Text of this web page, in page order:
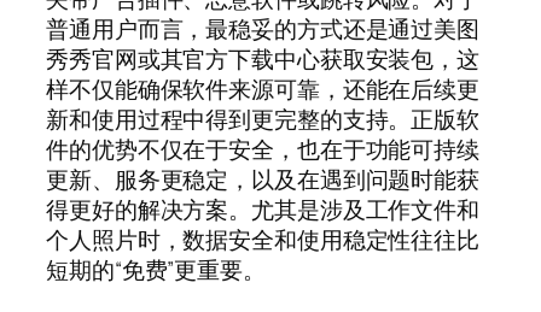
普通用户而言，最稳妥的方式还是通过美图
秀秀官网或其官方下载中心获取安装包，这
样不仅能确保软件来源可靠，还能在后续更
新和使用过程中得到更完整的支持。正版软
件的优势不仅在于安全，也在于功能可持续
更新、服务更稳定，以及在遇到问题时能获
得更好的解决方案。尤其是涉及工作文件和
个人照片时，数据安全和使用稳定性往往比
短期的“免费”更重要。